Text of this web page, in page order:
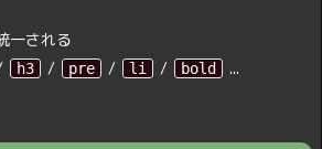
一される
h3 / pre / li / bold ...